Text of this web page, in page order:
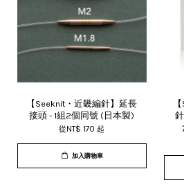
【Seeknit・近畿編針】延長
接頭 - 1組2個同號 (日本製)
從 NT$ 170起
加入購物車